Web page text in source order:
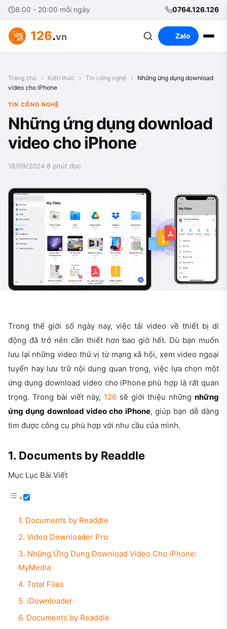
8:00 - 20:00 mỗi ngày 0764.126.126
126.vn Zalo
Trang chủ › Kiến thức › Tin công nghệ ›
Những ứng dụng download
video cho iPhone
TIN CÔNG NGHỆ
Những ứng dụng download
video cho iPhone
18/09/2024·8 phút đọc
Trong thế giới số ngày nay, việc tải video về thiết bị di
động đã trở nên cần thiết hơn bao giờ hết. Dù bạn muốn
lưu lại những video thú vị từ mạng xã hội, xem video ngoại
tuyến hay lưu trữ nội dung quan trọng, việc lựa chọn một
ứng dụng download video cho iPhone phù hợp là rất quan
trọng. Trong bài viết này, 126 sẽ giới thiệu những những
ứng dụng download video cho iPhone, giúp bạn dễ dàng
tìm được công cụ phù hợp với nhu cầu của mình.
1. Documents by Readdle
Mục Lục Bài Viết
1. Documents by Readdle
2. Video Downloader Pro
3. Những Ứng Dụng Download Video Cho iPhone:
MyMedia
4. Total Files
5. iDownloader
6. Documents by Readdle